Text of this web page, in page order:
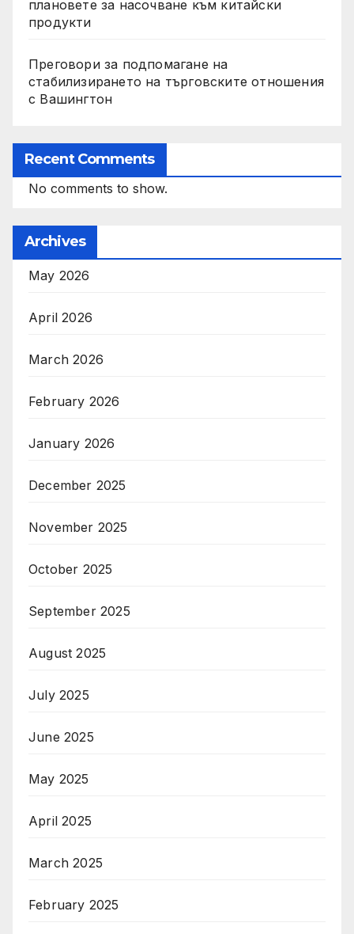
плановете за насочване към китайски
продукти
Преговори за подпомагане на
стабилизирането на търговските отношения
с Вашингтон
Recent Comments
No comments to show.
Archives
May 2026
April 2026
March 2026
February 2026
January 2026
December 2025
November 2025
October 2025
September 2025
August 2025
July 2025
June 2025
May 2025
April 2025
March 2025
February 2025